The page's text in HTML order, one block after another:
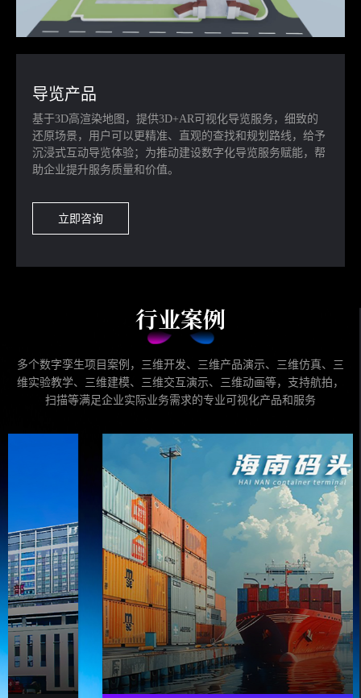
导览产品
基于3D高渲染地图，提供3D+AR可视化导览服务，细致的
还原场景，用户可以更精准、直观的查找和规划路线，给予
沉浸式互动导览体验；为推动建设数字化导览服务赋能，帮
助企业提升服务质量和价值。
立即咨询
行业案例
多个数字孪生项目案例，三维开发、三维产品演示、三维仿真、三
维实验教学、三维建模、三维交互演示、三维动画等，支持航拍，
扫描等满足企业实际业务需求的专业可视化产品和服务